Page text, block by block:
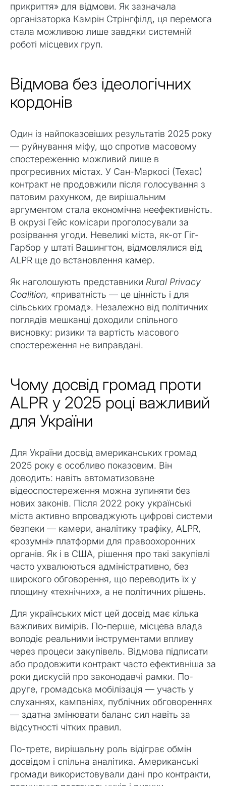
прикриття» для відмови. Як зазначала
організаторка Камрін Стрінгфілд, ця перемога
стала можливою лише завдяки системній
роботі місцевих груп.
Відмова без ідеологічних
кордонів
Один із найпоказовіших результатів 2025 року
— руйнування міфу, що спротив масовому
спостереженню можливий лише в
прогресивних містах. У Сан-Маркосі (Техас)
контракт не продовжили після голосування з
патовим рахунком, де вирішальним
аргументом стала економічна неефективність.
В окрузі Гейс комісари проголосували за
розірвання угоди. Невеликі міста, як-от Гіг-
Гарбор у штаті Вашингтон, відмовлялися від
ALPR ще до встановлення камер.
Як наголошують представники Rural Privacy
Coalition, «приватність — це цінність і для
сільських громад». Незалежно від політичних
поглядів мешканці доходили спільного
висновку: ризики та вартість масового
спостереження не виправдані.
Чому досвід громад проти
ALPR у 2025 році важливий
для України
Для України досвід американських громад
2025 року є особливо показовим. Він
доводить: навіть автоматизоване
відеоспостереження можна зупиняти без
нових законів. Після 2022 року українські
міста активно впроваджують цифрові системи
безпеки — камери, аналітику трафіку, ALPR,
«розумні» платформи для правоохоронних
органів. Як і в США, рішення про такі закупівлі
часто ухвалюються адміністративно, без
широкого обговорення, що переводить їх у
площину «технічних», а не політичних рішень.
Для українських міст цей досвід має кілька
важливих вимірів. По-перше, місцева влада
володіє реальними інструментами впливу
через процеси закупівель. Відмова підписати
або продовжити контракт часто ефективніша за
роки дискусій про законодавчі рамки. По-
друге, громадська мобілізація — участь у
слуханнях, кампаніях, публічних обговореннях
— здатна змінювати баланс сил навіть за
відсутності чітких правил.
По-третє, вирішальну роль відіграє обмін
досвідом і спільна аналітика. Американські
громади використовували дані про контракти,